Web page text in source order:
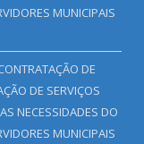
MUNICIPAIS
DE
DE SERVIÇOS
NECESSIDADES DO
MUNICIPAIS